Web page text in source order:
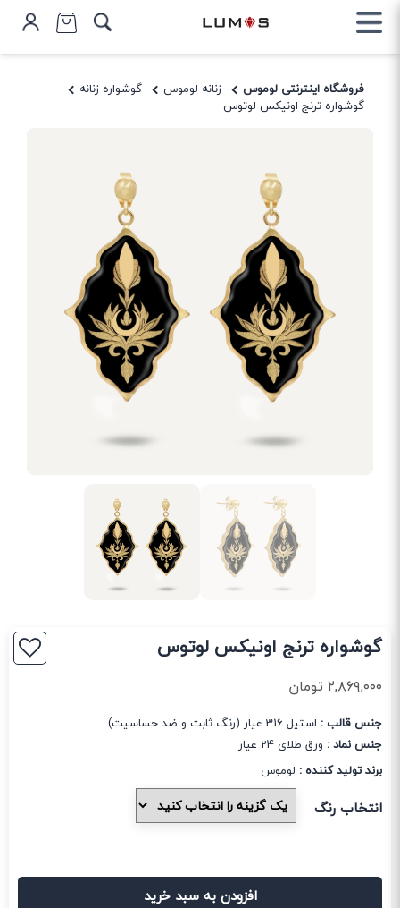
فروشگاه اینترنتی لوموس زنانه لوموس
گوشواره زنانه
گوشواره ترنج اونیکس لوتوس
گوشواره ترنج اونیکس لوتوس
۲,۸۶۹,۰۰۰تومان
جنس قالب : استیل 316 عیار (رنگ ثابت و ضد حساسیت)
جنس نماد : ورق طلای 24 عیار
برند تولید کننده : لوموس
انتخاب رنگ
افزودن به سبد خرید